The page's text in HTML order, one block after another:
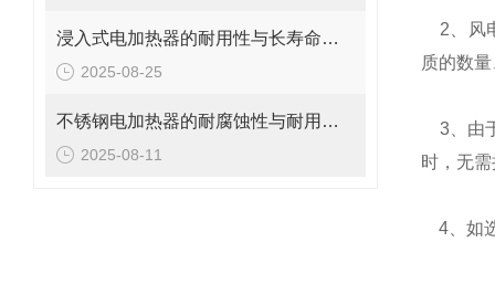
浸入式电加热器的耐用性与长寿命保障说明
2025-08-25
不锈钢电加热器的耐腐蚀性与耐用性解析
2025-08-11
2、风
质的数
3、由
时，无
4、如